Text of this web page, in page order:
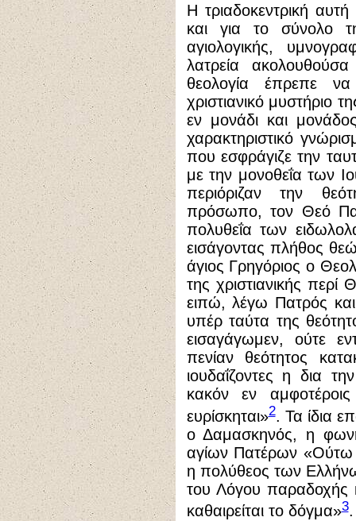
Η τριαδοκεντρική
και για το σύνολο
αγιολογικής,
λατρεία
θεολογία έπρεπε
χριστιανικό μυστήριο
εν μονάδι και
χαρακτηριστικό
που εσφράγιζε την
με την μονοθεΐα των
περιόριζαν την
πρόσωπο, τον Θεό
πολυθεΐα των
εισάγοντας πλήθος
άγιος Γρηγόριος ο
της χριστιανικής
ειπώ, λέγω Πατρός
υπέρ ταύτα της
εισαγάγωμεν, ούτε
πενίαν θεότητος
ιουδαΐζοντες η δια
κακόν εν
ευρίσκηται»2. Τα ίδια
ο Δαμασκηνός, η
αγίων Πατέρων «Ούτω
η πολύθεος των
του Λόγου παραδοχής
καθαιρείται το δόγμα»3.